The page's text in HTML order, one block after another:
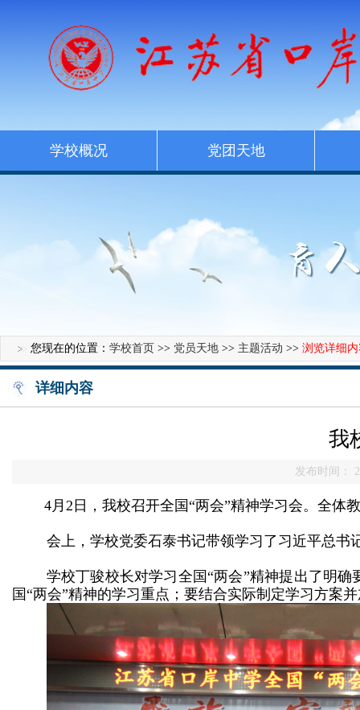
学校概况 党团天地
您现在的位置： 学校首页 >> 党员天地 >> 主题活动 >> 浏览详细
详细内容
我
发布时间：
4月2日，我校召开全国“两会”精神学习会。全体
会上，学校党委石泰书记带领学习了习近平总书
学校丁骏校长对学习 全国“两会”精神提出了明确
国“两会”精神的学习重点；要结合实际制定学习方案